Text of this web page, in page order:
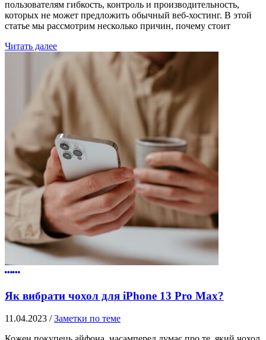
пользователям гибкость, контроль и производительность,
которых не может предложить обычный веб-хостинг. В этой
статье мы рассмотрим несколько причин, почему стоит
Читать далее
Як вибрати чохол для iPhone 13 Pro Max?
11.04.2023 / Заметки по теме